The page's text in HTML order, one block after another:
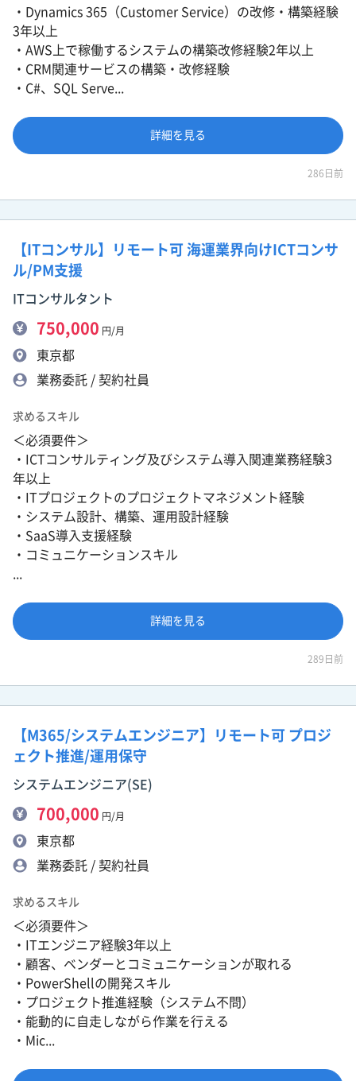
・Dynamics 365（Customer Service）の改修・構築経験
3年以上
・AWS上で稼働するシステムの構築改修経験2年以上
・CRM関連サービスの構築・改修経験
・C#、SQL Serve...
詳細を見る
286日前
【ITコンサル】リモート可 海運業界向けICTコンサ
ル/PM支援
ITコンサルタント
750,000 円/月
東京都
業務委託 / 契約社員
求めるスキル
＜必須要件＞
・ICTコンサルティング及びシステム導入関連業務経験3
年以上
・ITプロジェクトのプロジェクトマネジメント経験
・システム設計、構築、運用設計経験
・SaaS導入支援経験
・コミュニケーションスキル
詳細を見る
289日前
【M365/システムエンジニア】リモート可 プロジ
ェクト推進/運用保守
システムエンジニア(SE)
700,000 円/月
東京都
業務委託 / 契約社員
求めるスキル
＜必須要件＞
・ITエンジニア経験3年以上
・顧客、ベンダーとコミュニケーションが取れる
・PowerShellの開発スキル
・プロジェクト推進経験（システム不問）
・能動的に自走しながら作業を行える
・Mic...